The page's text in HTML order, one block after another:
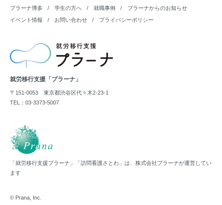
就労移行支援「プラーナ」
〒151-0053 東京都渋谷区代々木2-23-1
TEL：03-3373-5007
プラーナ博多
学生の方へ 就職事例
プラーナからのお知らせ
イベント情報
お問い合わせ プライバシーポリシー
「就労移行支援プラーナ」「訪問看護さとわ」は、株式会社プラーナが運営してい
ます
© Prana, Inc.